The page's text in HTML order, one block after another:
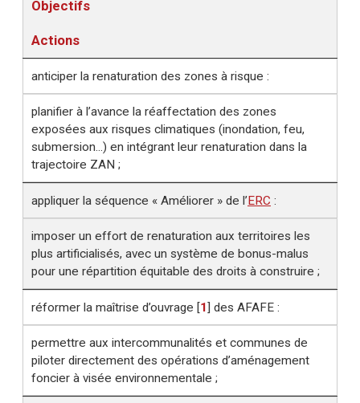
Objectifs
Actions
anticiper la renaturation des zones à risque :
planifier à l’avance la réaffectation des zones
exposées aux risques climatiques (inondation, feu,
submersion...) en intégrant leur renaturation dans la
trajectoire ZAN ;
appliquer la séquence « Améliorer » de l’ERC :
imposer un effort de renaturation aux territoires les
plus artificialisés, avec un système de bonus-malus
pour une répartition équitable des droits à construire ;
réformer la maîtrise d’ouvrage [1] des AFAFE :
permettre aux intercommunalités et communes de
piloter directement des opérations d’aménagement
foncier à visée environnementale ;